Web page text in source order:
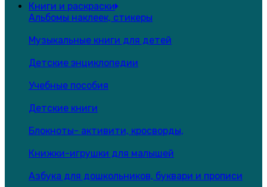
Книги и раскраски
Альбомы наклеек, стикеры
Музыкальные книги для детей
Детские энциклопедии
Учебные пособия
Детские книги
Блокноты- активити, кросворды,
Книжки-игрушки для малышей
Азбука для дошкольников, буквари и прописи